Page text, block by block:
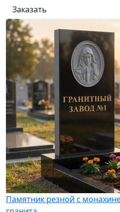
Заказать
Памятник резной с